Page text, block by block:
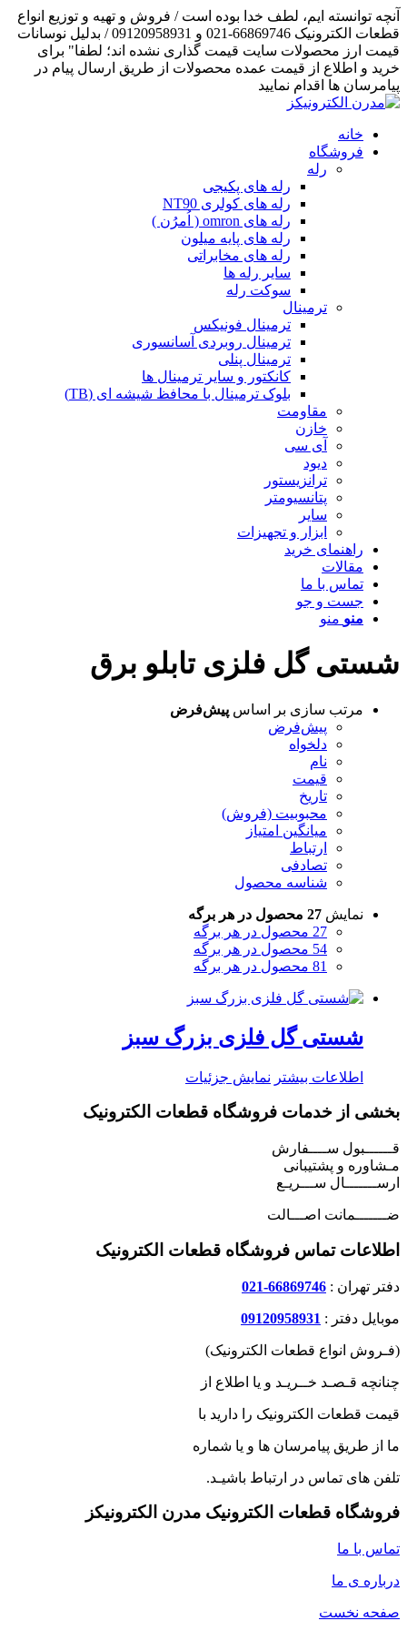
آنچه توانسته ایم، لطف خدا بوده است / فروش و تهیه و توزیع انواع
قطعات الکترونیک 66869746-021 و 09120958931 / بدلیل نوسانات
قیمت ارز محصولات سایت قیمت گذاری نشده اند؛ لطفا" برای
خرید و اطلاع از قیمت عمده محصولات از طریق ارسال پیام در
پیامرسان ها اقدام نمایید
خانه
فروشگاه
رله
رله های پکیجی
رله های کولری NT90
رله های omron ( اُمرُن )
رله های پایه میلون
رله های مخابراتی
سایر رله ها
سوکت رله
ترمینال
ترمینال فونیکس
ترمینال روبردی آسانسوری
ترمینال پنلی
کانکتور و سایر ترمینال ها
بلوک ترمینال با محافظ شیشه ای (TB)
مقاومت
خازن
آی سی
دیود
ترانزیستور
پتانسیومتر
سایر
ابزار و تجهیزات
راهنمای خرید
مقالات
تماس با ما
جست و جو
منو منو
شستی گل فلزی تابلو برق
مرتب سازی بر اساس پیش‌فرض
پیش‌فرض
دلخواه
نام
قیمت
تاریخ
محبوبیت (فروش)
میانگین امتیاز
ارتباط
تصادفی
شناسه محصول
نمایش 27 محصول در هر برگه
27 محصول در هر برگه
54 محصول در هر برگه
81 محصول در هر برگه
شستی گل فلزی بزرگ سبز
اطلاعات بیشتر نمایش جزئیات
بخشی از خدمات فروشگاه قطعات الکترونیک
قــــــبول ســــفارش
مـشاوره و پشتیبانی
ارســـــــال ســـریـع
ضـــــــمانت اصـــالت
اطلاعات تماس فروشگاه قطعات الکترونیک
دفتر تهران : 66869746-021
موبایل دفتر : 09120958931
(فـروش انواع قطعات الکترونیک)
چنانچه قـصـد خــریـد و یا اطلاع از
قیمت قطعات الکترونیک را دارید با
ما از طریق پیامرسان ها و یا شماره
تلفن های تماس در ارتباط باشیـد.
فروشگاه قطعات الکترونیک مدرن الکترونیکز
تماس با ما
درباره ی ما
صفحه نخست